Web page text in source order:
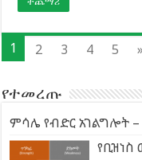
1 2 3 4 5 »
የተመረጡ
ምሳሌ የብድር አገልግሎት
የቢዝነስ